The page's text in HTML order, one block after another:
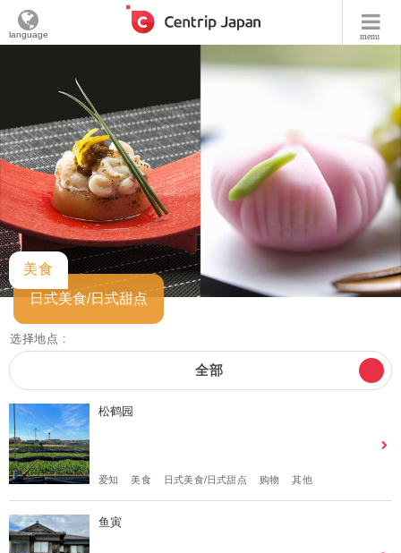
menu
language
美食
日式美食/日式甜点
选择地点 :
全部
松鹤园
爱知 美食 日式美食/日式甜点 购物 其他
鱼寅